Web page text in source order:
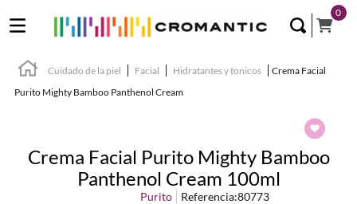
0
Cuidado de la piel Facial Hidratantes y tonicos
Crema Facial
Purito Mighty Bamboo Panthenol Cream
Crema Facial Purito Mighty Bamboo
Panthenol Cream 100ml
Purito Referencia:80773